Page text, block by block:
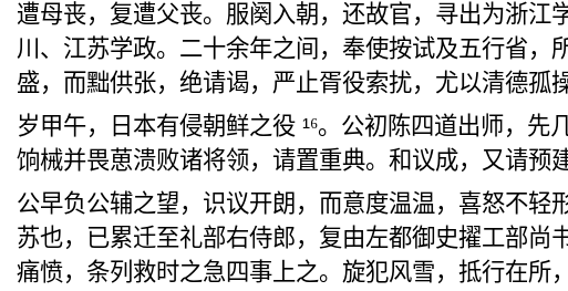
遭母丧， 复遭父丧。服阕入朝，还故官，寻出为浙江
川、江苏学政。二十余年之间，奉使按试及五行省，
盛，而黜供张，绝请谒，严止胥役索扰，尤以清德孤
岁甲午，
日本有侵朝鲜之役 ¹⁶。 公初陈四道出师，先
饷械并畏葸溃败诸将领，请置重典。和议成， 又请预
公早负公辅之望， 识议开朗 ，而意度温温，喜怒不轻
苏也，已累迁至礼部右侍郎，复由左都御史擢工部尚
痛愤，条列救时之急四事 上之。 旋犯风雪，抵行在所